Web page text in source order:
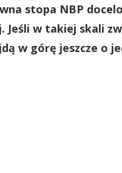
stopa NBP
Jeśli w takiej skali
w górę jeszcze o